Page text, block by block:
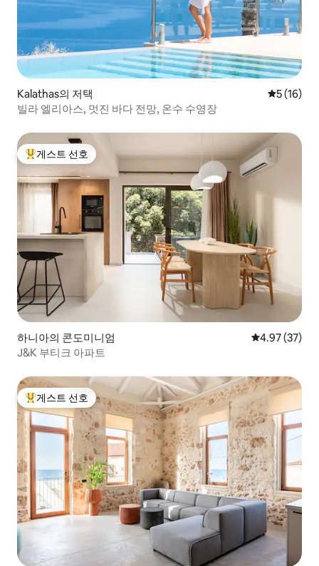
Kalathas의 저택 평점 5점
5 (16)
빌라 엘리아스, 멋진 바다 전망, 온수 수영장
상위 게스트 선호
게스트 선호
하니아의 콘도미니엄 평점 4.97점(5
4.97 (37)
J&K 부티크 아파트
상위 게스트 선호
게스트 선호